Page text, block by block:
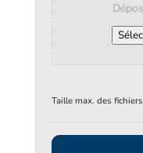
Taille max. des